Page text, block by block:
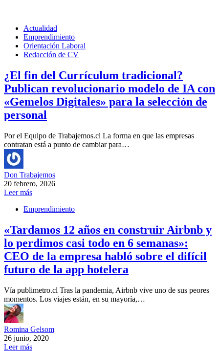
Actualidad
Emprendimiento
Orientación Laboral
Redacción de CV
¿El fin del Currículum tradicional?
Publican revolucionario modelo de IA con
«Gemelos Digitales» para la selección de
personal
Por el Equipo de Trabajemos.cl La forma en que las empresas
contratan está a punto de cambiar para…
Don Trabajemos
20 febrero, 2026
Leer más
Emprendimiento
«Tardamos 12 años en construir Airbnb y
lo perdimos casi todo en 6 semanas»:
CEO de la empresa habló sobre el difícil
futuro de la app hotelera
Vía publimetro.cl Tras la pandemia, Airbnb vive uno de sus peores
momentos. Los viajes están, en su mayoría,…
Romina Gelsom
26 junio, 2020
Leer más